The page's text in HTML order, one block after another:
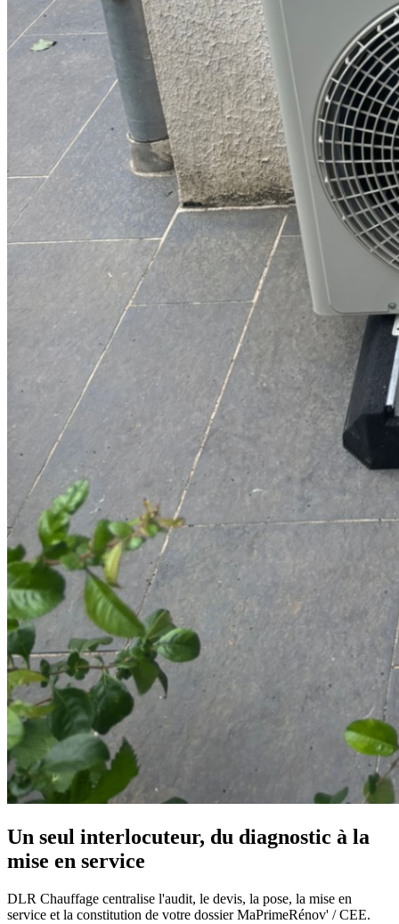
Un seul interlocuteur, du diagnostic à la
mise en service
DLR Chauffage centralise l'audit, le devis, la pose, la mise en
service et la constitution de votre dossier MaPrimeRénov' / CEE.